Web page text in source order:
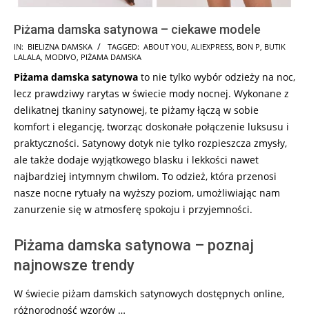
Piżama damska satynowa – ciekawe modele
2024-
12-
10
IN: BIELIZNA DAMSKA TAGGED: ABOUT YOU ALIEXPRESS BON P BUTIK
LALALA MODIVO PIŻAMA DAMSKA
Piżama damska satynowa to nie tylko wybór odzieży na noc,
lecz prawdziwy rarytas w świecie mody nocnej. Wykonane z
delikatnej tkaniny satynowej, te piżamy łączą w sobie
komfort i elegancję, tworząc doskonałe połączenie luksusu i
praktyczności. Satynowy dotyk nie tylko rozpieszcza zmysły,
ale także dodaje wyjątkowego blasku i lekkości nawet
najbardziej intymnym chwilom. To odzież, która przenosi
nasze nocne rytuały na wyższy poziom, umożliwiając nam
zanurzenie się w atmosferę spokoju i przyjemności.
Piżama damska satynowa – poznaj
najnowsze trendy
W świecie piżam damskich satynowych dostępnych online,
różnorodność wzorów …